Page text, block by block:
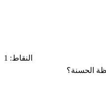
النقاط: 1
الحسنة؟